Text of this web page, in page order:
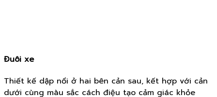
Đuôi xe
Thiết kế dập nổi ở hai bên cản sau, kết hợp với cản
dưới cùng màu sắc cách điệu tạo cảm giác khỏe